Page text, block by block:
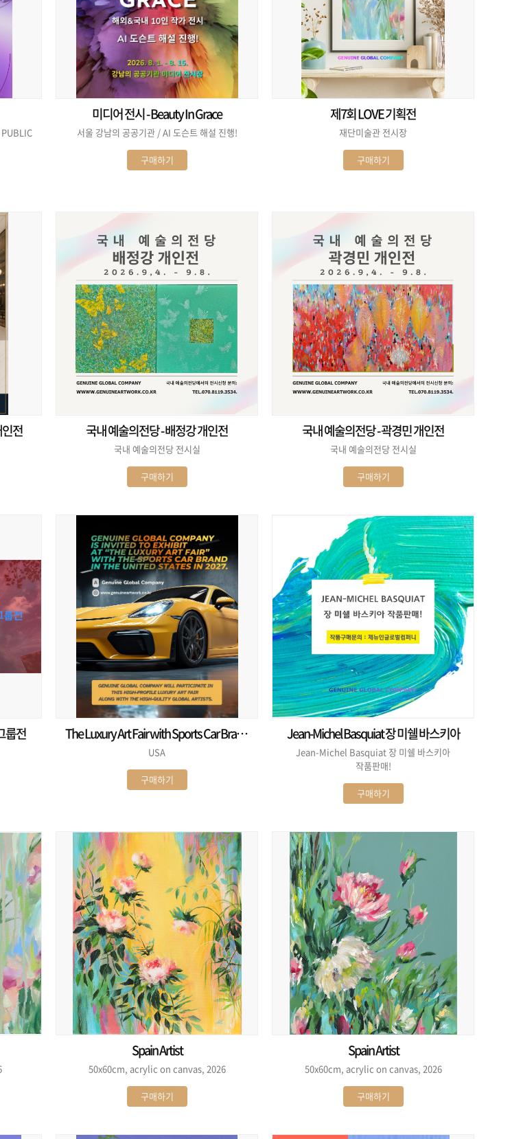
미디어 전시 - Beauty In Grace
서울 강남의 공공기관 / AI 도슨트 해설 진행!
구매하기
제7회 LOVE 기획전
재단미술관 전시장
구매하기
전 국내 예술의전당 - 배정강 개인전
국내 예술의전당 전시실
구매하기
국내 예술의전당 - 곽경민 개인전
국내 예술의전당 전시실
구매하기
룹전
The Luxury Art Fair with Sports Car Brand
in USA
USA
구매하기
Jean-Michel Basquiat 장 미쉘 바스키아
Jean-Michel Basquiat 장 미쉘 바스키아
작품판매!
구매하기
Spain Artist
50x60cm, acrylic on canvas, 2026
구매하기
Spain Artist
50x60cm, acrylic on canvas, 2026
구매하기